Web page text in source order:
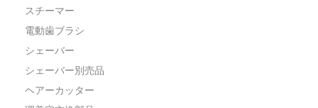
スチーマー
電動歯ブラシ
シェーバー
シェーバー別売品
ヘアーカッター